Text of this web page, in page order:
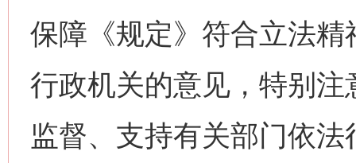
保障《规定》符合立法精
行政机关的意见，特别
监督、支持有关部门依